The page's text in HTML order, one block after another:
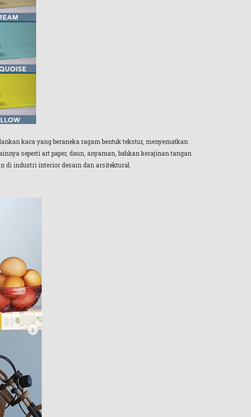
kaca yang beraneka ragam bentuk tekstur, menyematkan
seperti art paper, daun, anyaman, bahkan kerajinan tangan
di industri interior desain dan arsitektural.